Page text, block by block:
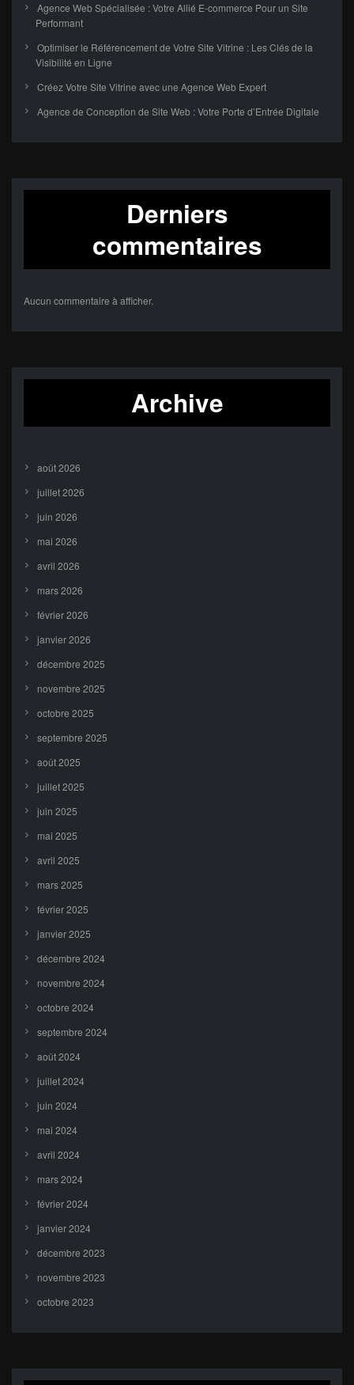
Agence Web Spécialisée : Votre Allié E-commerce Pour un Site
Performant
Optimiser le Référencement de Votre Site Vitrine : Les Clés de la
Visibilité en Ligne
Créez Votre Site Vitrine avec une Agence Web Expert
Agence de Conception de Site Web : Votre Porte d’Entrée Digitale
Derniers
commentaires
Aucun commentaire à afficher.
Archive
août 2026
juillet 2026
juin 2026
mai 2026
avril 2026
mars 2026
février 2026
janvier 2026
décembre 2025
novembre 2025
octobre 2025
septembre 2025
août 2025
juillet 2025
juin 2025
mai 2025
avril 2025
mars 2025
février 2025
janvier 2025
décembre 2024
novembre 2024
octobre 2024
septembre 2024
août 2024
juillet 2024
juin 2024
mai 2024
avril 2024
mars 2024
février 2024
janvier 2024
décembre 2023
novembre 2023
octobre 2023